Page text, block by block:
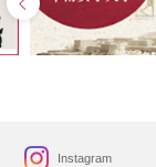
Instagram